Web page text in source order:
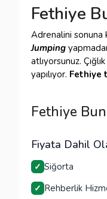
Fethiye
Adrenalini sonuna
Jumping
atlıyorsunuz.
yapılıyor. Fethiye
Fethiye
Fiyata Dahil
✓ Siğorta
✓ Rehberlik